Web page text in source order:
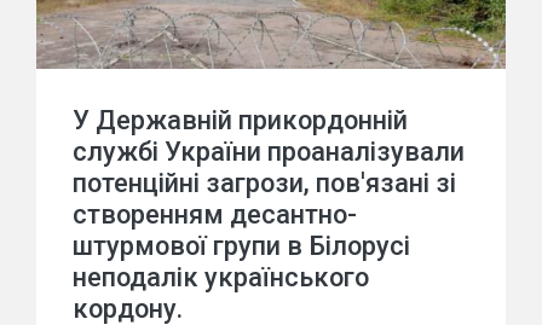
У Державній прикордонній
службі України проаналізували
потенційні загрози, пов'язані зі
створенням десантно-
штурмової групи в Білорусі
неподалік українського
кордону.